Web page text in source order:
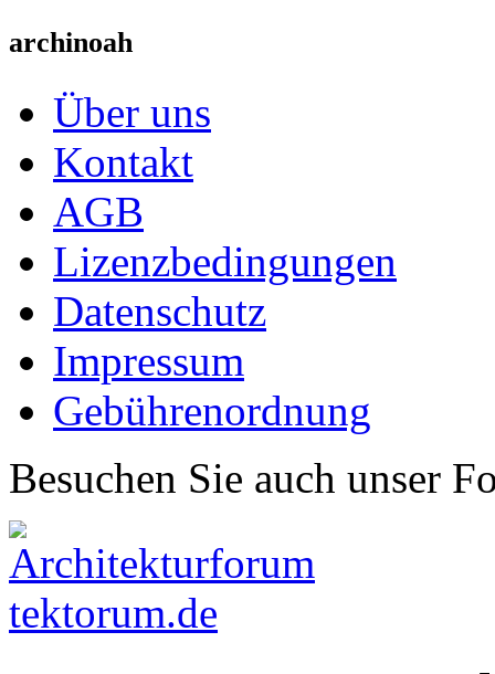
archinoah
Über uns
Kontakt
AGB
Lizenzbedingungen
Datenschutz
Impressum
Gebührenordnung
Besuchen Sie auch unser